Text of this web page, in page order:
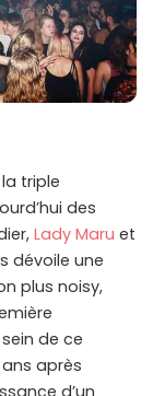
triple
des
Lady Maru et
dévoile une
plus noisy,
de ce
ans après